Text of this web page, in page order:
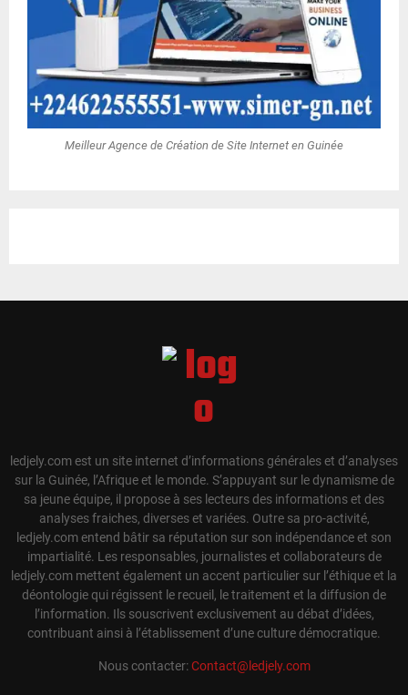
Meilleur Agence de Création de Site Internet en Guinée
ledjely.com est un site internet d’informations générales et d’analyses
sur la Guinée, l’Afrique et le monde. S’appuyant sur le dynamisme de
sa jeune équipe, il propose à ses lecteurs des informations et des
analyses fraiches, diverses et variées. Outre sa pro-activité,
ledjely.com entend bâtir sa réputation sur son indépendance et son
impartialité. Les responsables, journalistes et collaborateurs de
ledjely.com mettent également un accent particulier sur l’éthique et la
déontologie qui régissent le recueil, le traitement et la diffusion de
l’information. Ils souscrivent exclusivement au débat d’idées,
contribuant ainsi à l’établissement d’une culture démocratique.
Nous contacter:Contact@ledjely.com